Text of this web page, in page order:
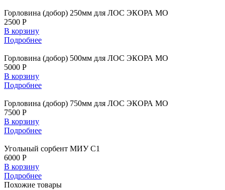
Горловина (добор) 250мм для ЛОС ЭКОРА МО
2500 Р
В корзину
Подробнее
Горловина (добор) 500мм для ЛОС ЭКОРА МО
5000 Р
В корзину
Подробнее
Горловина (добор) 750мм для ЛОС ЭКОРА МО
7500 Р
В корзину
Подробнее
Угольный сорбент МИУ С1
6000 Р
В корзину
Подробнее
Похожие товары